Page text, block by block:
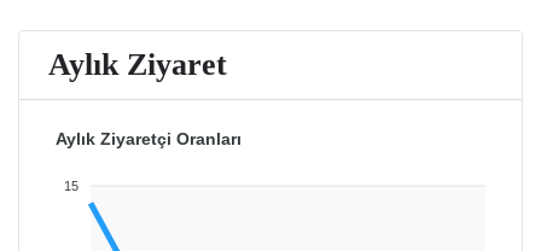
Aylık Ziyaret
Aylık Ziyaretçi Oranları
15